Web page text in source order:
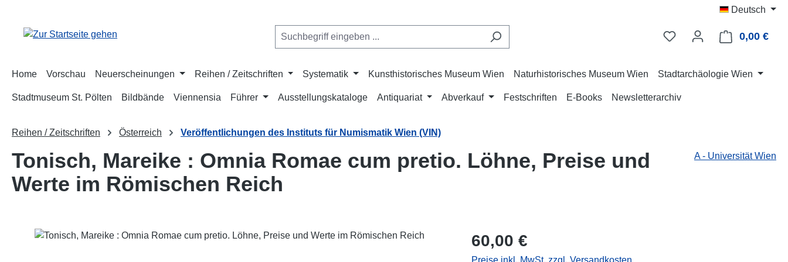
Deutsch
0,00 €
Home Vorschau Neuerscheinungen Reihen / Zeitschriften Systematik Kunsthistorisches Museum Wien Naturhistorisches Museum Wien Stadtarchäologie Wien
Stadtmuseum St. Pölten Bildbände Viennensia Führer Ausstellungskataloge Antiquariat Abverkauf Festschriften E-Books Newsletterarchiv
Reihen / Zeitschriften Österreich Veröffentlichungen des Instituts für Numismatik Wien (VIN)
Tonisch, Mareike : Omnia Romae cum pretio. Löhne, Preise und
Werte im Römischen Reich
A - Universität Wien
Bildergalerie überspringen Regulärer Preis:
60,00 €
Preise inkl. MwSt. zzgl. Versandkosten